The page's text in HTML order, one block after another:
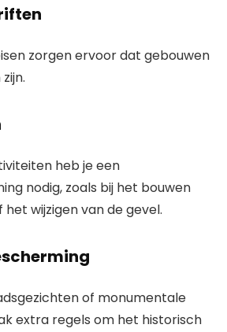
zorgen ervoor dat gebouwen
heb je een
nodig, zoals bij het bouwen
wijzigen van de gevel.
of monumentale
extra regels om het historisch